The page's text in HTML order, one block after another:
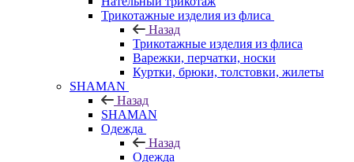
Трикотажные изделия из флиса
Назад
Трикотажные изделия из флиса
Варежки, перчатки, носки
Куртки, брюки, толстовки, жилеты
SHAMAN
Назад
SHAMAN
Одежда
Назад
Одежда